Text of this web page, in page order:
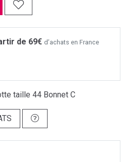
de 69€ d’achats en France
taille 44 Bonnet C